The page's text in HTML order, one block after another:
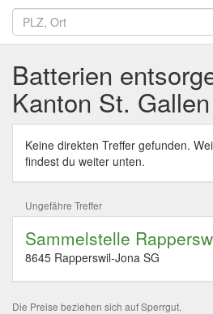
Batterien
Kanton St. Gallen
Keine direkten Treffer gefunden.
findest du weiter unten.
Ungefähre Treffer
Sammelstelle
8645 Rapperswil-Jona SG
Die Preise beziehen sich auf Sperrgut.